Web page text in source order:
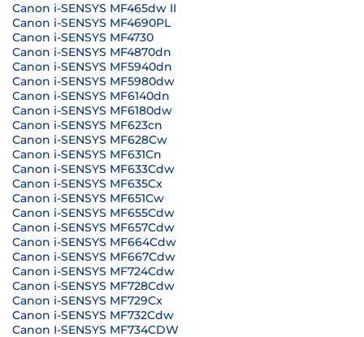
Canon i-SENSYS MF465dw II
Canon i-SENSYS MF4690PL
Canon i-SENSYS MF4730
Canon i-SENSYS MF4870dn
Canon i-SENSYS MF5940dn
Canon i-SENSYS MF5980dw
Canon i-SENSYS MF6140dn
Canon i-SENSYS MF6180dw
Canon i-SENSYS MF623cn
Canon i-SENSYS MF628Cw
Canon i-SENSYS MF631Cn
Canon i-SENSYS MF633Cdw
Canon i-SENSYS MF635Cx
Canon i-SENSYS MF651Cw
Canon i-SENSYS MF655Cdw
Canon i-SENSYS MF657Cdw
Canon i-SENSYS MF664Cdw
Canon i-SENSYS MF667Cdw
Canon i-SENSYS MF724Cdw
Canon i-SENSYS MF728Cdw
Canon i-SENSYS MF729Cx
Canon i-SENSYS MF732Cdw
Canon I-SENSYS MF734CDW